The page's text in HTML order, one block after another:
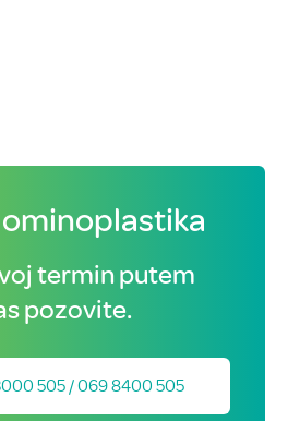
termin putem
pozovite.
505 / 069 8400 505